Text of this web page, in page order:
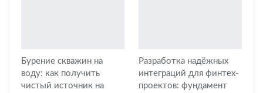
Бурение скважин на
воду: как получить
чистый источник на
Разработка надёжных
интеграций для финтех-
проектов: фундамент